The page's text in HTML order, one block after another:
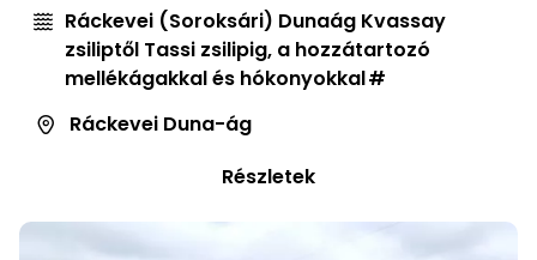
Ráckevei (Soroksári) Dunaág Kvassay
zsiliptől Tassi zsilipig, a hozzátartozó
mellékágakkal és hókonyokkal
Ráckevei Duna-ág
Részletek